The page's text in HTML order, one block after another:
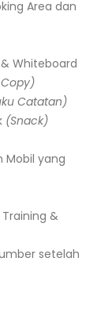
Area dan
Whiteboard
Catatan)
(Snack)
Mobil yang
&
setelah